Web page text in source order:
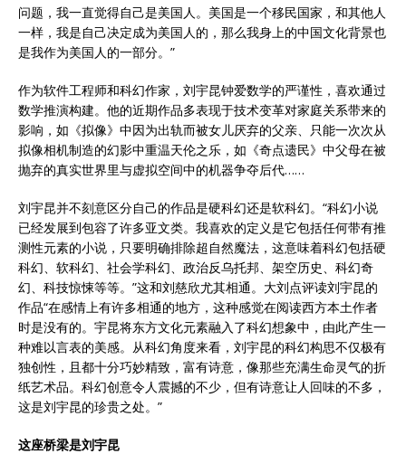
问题，我一直觉得自己是美国人。美国是一个移民国家，和其他人
一样，我是自己决定成为美国人的，那么我身上的中国文化背景也
是我作为美国人的一部分。”
作为软件工程师和科幻作家，刘宇昆钟爱数学的严谨性，喜欢通过
数学推演构建。他的近期作品多表现于技术变革对家庭关系带来的
影响，如《拟像》中因为出轨而被女儿厌弃的父亲、只能一次次从
拟像相机制造的幻影中重温天伦之乐，如《奇点遗民》中父母在被
抛弃的真实世界里与虚拟空间中的机器争夺后代……
刘宇昆并不刻意区分自己的作品是硬科幻还是软科幻。“科幻小说
已经发展到包容了许多亚文类。我喜欢的定义是它包括任何带有推
测性元素的小说，只要明确排除超自然魔法，这意味着科幻包括硬
科幻、软科幻、社会学科幻、政治反乌托邦、架空历史、科幻奇
幻、科技惊悚等等。”这和刘慈欣尤其相通。大刘点评读刘宇昆的
作品“在感情上有许多相通的地方，这种感觉在阅读西方本土作者
时是没有的。宇昆将东方文化元素融入了科幻想象中，由此产生一
种难以言表的美感。从科幻角度来看，刘宇昆的科幻构思不仅极有
独创性，且都十分巧妙精致，富有诗意，像那些充满生命灵气的折
纸艺术品。科幻创意令人震撼的不少，但有诗意让人回味的不多，
这是刘宇昆的珍贵之处。”
这座桥梁是刘宇昆